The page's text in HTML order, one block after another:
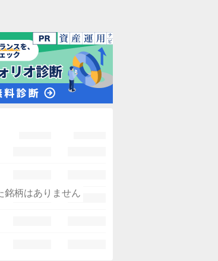
銘柄はありません